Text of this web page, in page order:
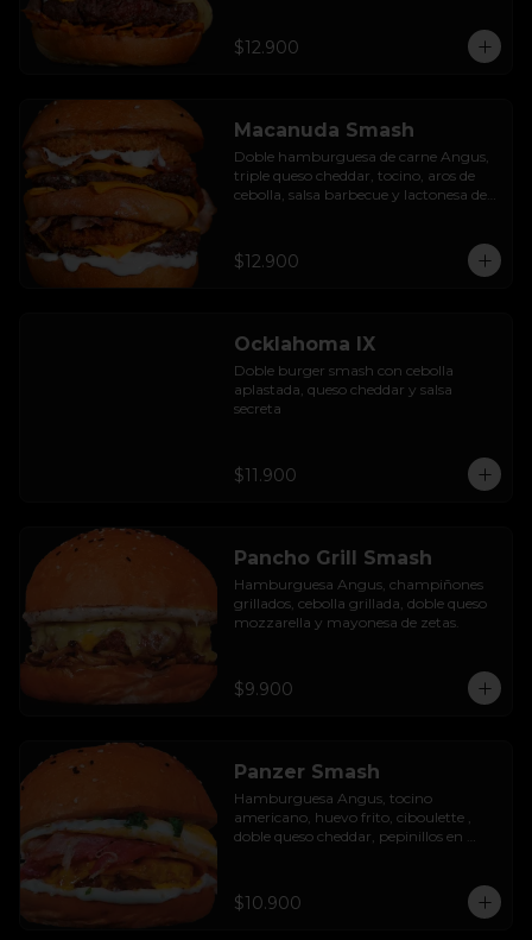
$12.900
Macanuda Smash
Doble hamburguesa de carne Angus,
triple queso cheddar, tocino, aros de
cebolla, salsa barbecue y lactonesa de
$12.900
Ocklahoma IX
Doble burger smash con cebolla
aplastada, queso cheddar y salsa
secreta
$11.900
Pancho Grill Smash
Hamburguesa Angus, champiñones
grillados, cebolla grillada, doble queso
mozzarella y mayonesa de zetas.
$9.900
Panzer Smash
Hamburguesa Angus, tocino
americano, huevo frito, ciboulette ,
doble queso cheddar, pepinillos en
$10.900